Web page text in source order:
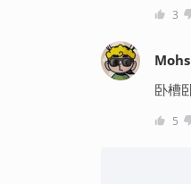
3
卧槽
5